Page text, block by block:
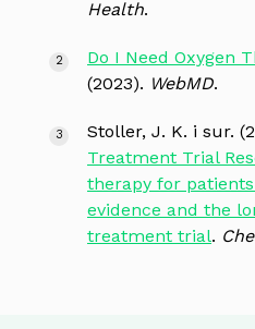
Health.
Do I Need Oxygen
(2023). WebMD.
Stoller, J. K. i sur.
Treatment Trial
therapy for
evidence and the
treatment trial.